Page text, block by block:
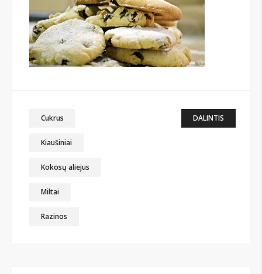
Cukrus
Kiaušiniai
Kokosų aliejus
Miltai
Razinos
DALINTIS